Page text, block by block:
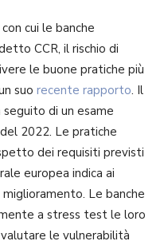
cui le banche
CCR, il rischio di
le buone pratiche più
suo recente rapporto. Il
di un esame
2022. Le pratiche
dei requisiti previsti
europea indica ai
Le banche
a stress test le loro
le vulnerabilità